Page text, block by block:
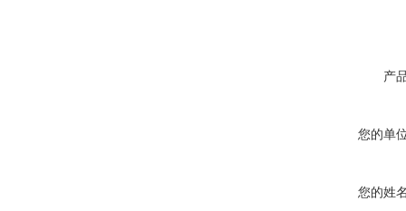
产
您的单
您的姓